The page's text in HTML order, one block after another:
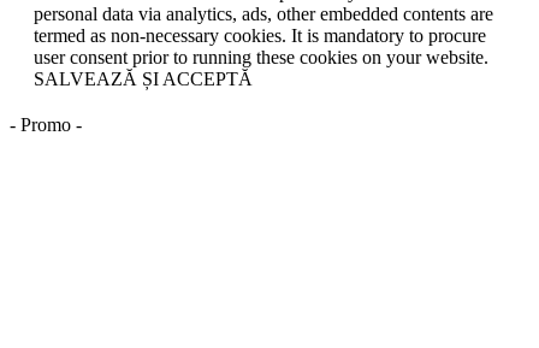
personal data via analytics, ads, other embedded contents are
termed as non-necessary cookies. It is mandatory to procure
user consent prior to running these cookies on your website.
SALVEAZĂ ȘI ACCEPTĂ
- Promo -